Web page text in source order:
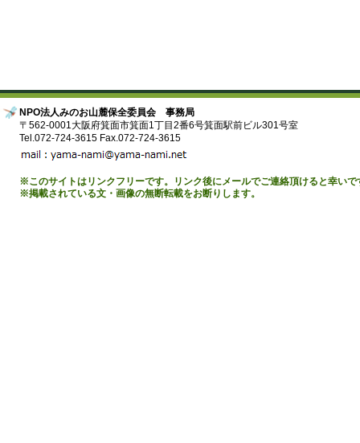
NPO法人みのお山麓保全委員会 事務局
〒562-0001大阪府箕面市箕面1丁目2番6号箕面駅前ビル301号室
Tel.072-724-3615 Fax.072-724-3615
※このサイトはリンクフリーです。リンク後にメールでご連絡頂けると幸いで
※掲載されている文・画像の無断転載をお断りします。